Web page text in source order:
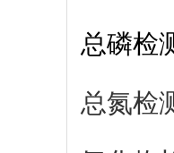
总磷检
总氮检